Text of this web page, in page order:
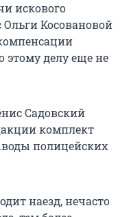
искового
Ольги Косовановой
этому делу еще не
Садовский
комплект
полицейских
наезд, нечасто